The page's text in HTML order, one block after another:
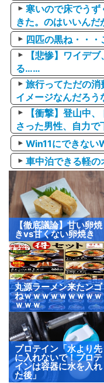
寒いので床でうず
きた。のはいいんだ
四匹の黒ね・・・
【悲惨】ワイデ
る……
旅行ってただの
イメージなんだろう
【衝撃】登山中
さった男性、自力で
Win11にできない
車中泊できる軽の
【徹底議論】甘い卵焼
きvs甘くない卵焼き
丸源ラーメン来たンゴ
ねｗｗｗｗｗｗｗｗｗ
ｗｗｗ
プロテイン「水より先
に入れないで！プロテ
インは容器に水を入れ
た後」